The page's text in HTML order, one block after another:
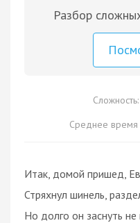
Разбор
Сложность:
Среднее
Итак, домой пришед,
Стряхнул шинель,
Но долго он заснуть не